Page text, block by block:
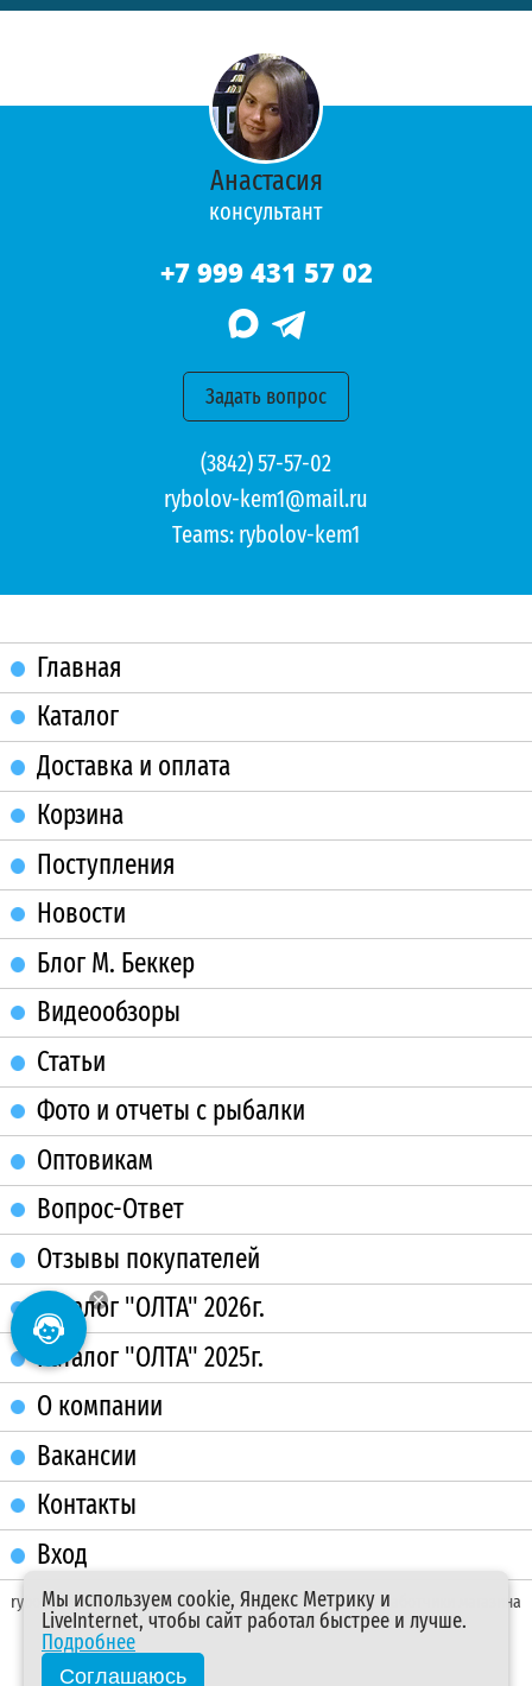
Анастасия
консультант
+7 999 431 57 02
Задать вопрос
(3842) 57-57-02
rybolov-kem1@mail.ru
Teams: rybolov-kem1
Главная
Каталог
Доставка и оплата
Корзина
Поступления
Новости
Блог М. Беккер
Видеообзоры
Статьи
Фото и отчеты с рыбалки
Оптовикам
Вопрос-Ответ
Отзывы покупателей
Каталог "ОЛТА" 2026г.
Каталог "ОЛТА" 2025г.
О компании
Вакансии
Контакты
Вход
rybolov-kem.ru разработчики магазина
Мы используем cookie, Яндекс Метрику и
LiveInternet, чтобы сайт работал быстрее и лучше.
Подробнее
Соглашаюсь